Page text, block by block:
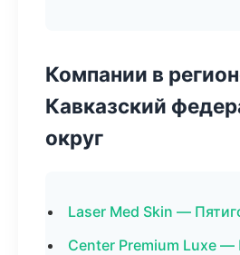
Компании в
Кавказский
округ
Laser Med Skin —
Center Premium Luxe —